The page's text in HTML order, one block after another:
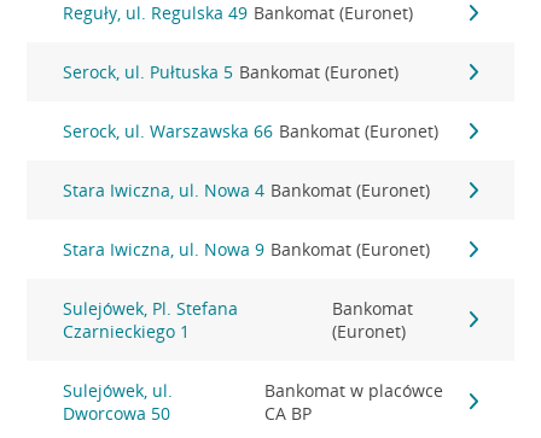
Reguły, ul. Regulska 49 Bankomat (Euronet)
Serock, ul. Pułtuska 5 Bankomat (Euronet)
Serock, ul. Warszawska 66 Bankomat (Euronet)
Stara Iwiczna, ul. Nowa 4 Bankomat (Euronet)
Stara Iwiczna, ul. Nowa 9 Bankomat (Euronet)
Sulejówek, Pl. Stefana
Czarnieckiego 1
Bankomat
(Euronet)
Sulejówek, ul.
Dworcowa 50
Bankomat w placówce
CA BP